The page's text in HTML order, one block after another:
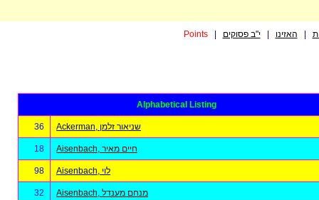
Points| האזינו |י"ב פסוקים
Alphabetical Listing
36 Ackerman, שניאור זלמן
18 Aisenbach, חיים מאיר
98 Aisenbach, לוי
32 Aisenbach, מנחם מענדל